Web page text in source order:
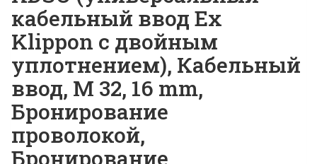
кабельный ввод Ex
Klippon с двойным
уплотнением), Кабельный
ввод, M 32, 16 mm,
Бронирование
проволокой,
Бронирование